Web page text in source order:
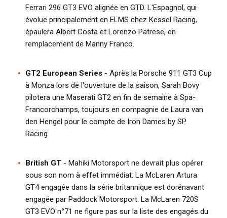
Ferrari 296 GT3 EVO alignée en GTD. L'Espagnol, qui
évolue principalement en ELMS chez Kessel Racing,
épaulera Albert Costa et Lorenzo Patrese, en
remplacement de Manny Franco.
GT2 European Series - Après la Porsche 911 GT3 Cup
à Monza lors de l'ouverture de la saison, Sarah Bovy
pilotera une Maserati GT2 en fin de semaine à Spa-
Francorchamps, toujours en compagnie de Laura van
den Hengel pour le compte de Iron Dames by SP
Racing.
British GT - Mahiki Motorsport ne devrait plus opérer
sous son nom à effet immédiat. La McLaren Artura
GT4 engagée dans la série britannique est dorénavant
engagée par Paddock Motorsport. La McLaren 720S
GT3 EVO n°71 ne figure pas sur la liste des engagés du